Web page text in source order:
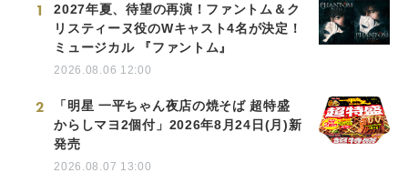
1
2027年夏、待望の再演！ファントム＆ク
リスティーヌ役のWキャスト4名が決定！
ミュージカル 『ファントム』
2026.08.06 12:00
2
「明星 一平ちゃん夜店の焼そば 超特盛
からしマヨ2個付」2026年8月24日(月)新
発売
2026.08.07 13:00